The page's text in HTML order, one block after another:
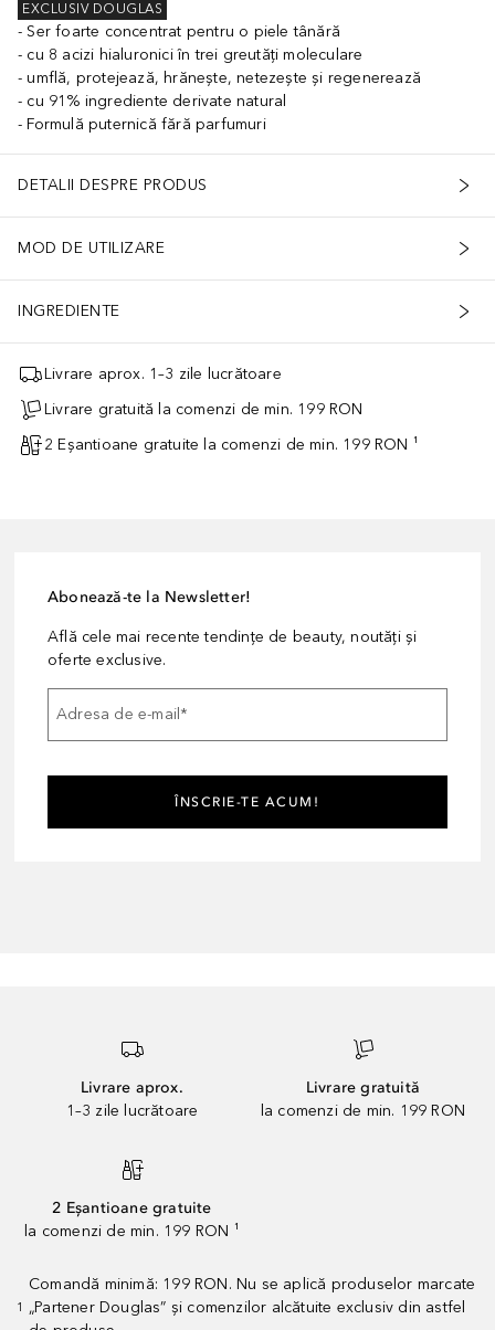
EXCLUSIV DOUGLAS
Ser foarte concentrat pentru o piele tânără
cu 8 acizi hialuronici în trei greutăți moleculare
umflă, protejează, hrănește, netezește și regenerează
cu 91% ingrediente derivate natural
Formulă puternică fără parfumuri
DETALII DESPRE PRODUS
MOD DE UTILIZARE
INGREDIENTE
Livrare aprox. 1–3 zile lucrătoare
Livrare gratuită la comenzi de min. 199 RON
2 Eșantioane gratuite la comenzi de min. 199 RON ¹
Abonează-te la Newsletter!
Află cele mai recente tendințe de beauty, noutăți și
oferte exclusive.
Adresa de e-mail*
ÎNSCRIE-TE ACUM!
Livrare aprox.
1–3 zile lucrătoare
Livrare gratuită
la comenzi de min. 199 RON
2 Eșantioane gratuite
la comenzi de min. 199 RON ¹
1
Comandă minimă: 199 RON. Nu se aplică produselor marcate
„Partener Douglas” și comenzilor alcătuite exclusiv din astfel